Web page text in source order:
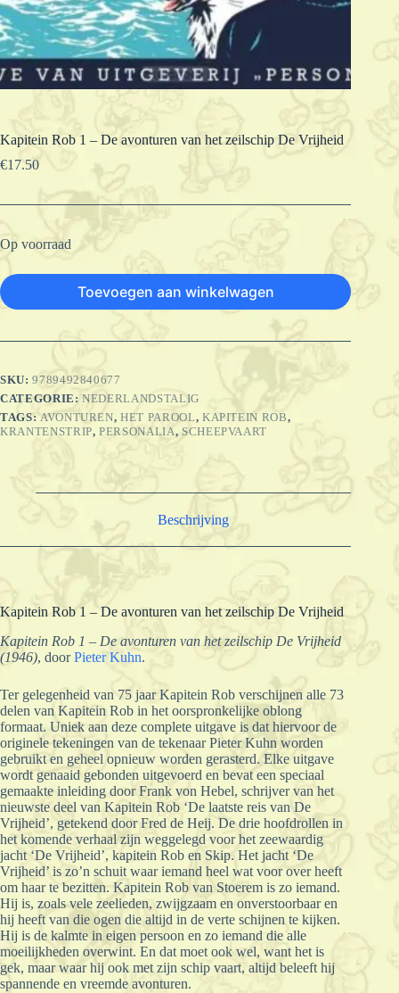
Kapitein Rob 1 – De avonturen van het zeilschip De Vrijheid
€17.50
Op voorraad
Toevoegen aan winkelwagen
SKU:9789492840677
CATEGORIE:NEDERLANDSTALIG
TAGS:AVONTUREN,HET PAROOL, KAPITEIN ROB,
KRANTENSTRIP,PERSONALIA, SCHEEPVAART
Beschrijving
Kapitein Rob 1 – De avonturen van het zeilschip De Vrijheid
Kapitein Rob 1 – De avonturen van het zeilschip De Vrijheid
(1946), doorPieter Kuhn.
Ter gelegenheid van 75 jaar Kapitein Rob verschijnen alle 73
delen van Kapitein Rob in het oorspronkelijke oblong
formaat. Uniek aan deze complete uitgave is dat hiervoor de
originele tekeningen van de tekenaar Pieter Kuhn worden
gebruikt en geheel opnieuw worden gerasterd. Elke uitgave
wordt genaaid gebonden uitgevoerd en bevat een speciaal
gemaakte inleiding door Frank von Hebel, schrijver van het
nieuwste deel van Kapitein Rob ‘De laatste reis van De
Vrijheid’, getekend door Fred de Heij. De drie hoofdrollen in
het komende verhaal zijn weggelegd voor het zeewaardig
jacht ‘De Vrijheid’, kapitein Rob en Skip. Het jacht ‘De
Vrijheid’ is zo’n schuit waar iemand heel wat voor over heeft
om haar te bezitten. Kapitein Rob van Stoerem is zo iemand.
Hij is, zoals vele zeelieden, zwijgzaam en onverstoorbaar en
hij heeft van die ogen die altijd in de verte schijnen te kijken.
Hij is de kalmte in eigen persoon en zo iemand die alle
moeilijkheden overwint. En dat moet ook wel, want het is
gek, maar waar hij ook met zijn schip vaart, altijd beleeft hij
spannende en vreemde avonturen.